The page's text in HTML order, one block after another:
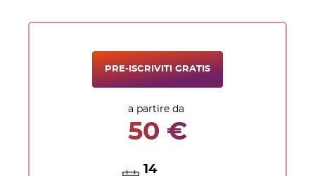
PRE-ISCRIVITI GRATIS
a partire da
50 €
14